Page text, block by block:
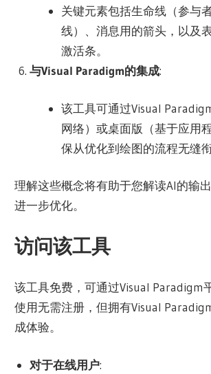
关键元素包括生命线（参与
线）、消息用的箭头，以及
激活条。
与Visual Paradigm的集成:
该工具可通过Visual
网络）或桌面版（基于应用
保从优化到绘图的流程无缝衔
理解这些概念将有助于您解读AI的输
进一步优化。
访问该工具
该工具免费，可通过Visual Paradigm
使用无需注册，但拥有Visual
成体验。
对于在线用户: